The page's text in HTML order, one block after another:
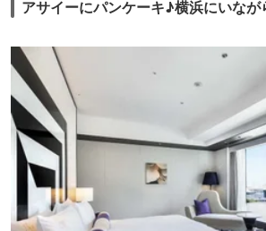
アサイーにパンケーキ♪横浜にいなが